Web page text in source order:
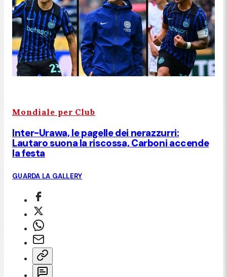
Mondiale per Club
Inter-Urawa, le pagelle dei nerazzurri:
Lautaro suona la riscossa, Carboni accende
la festa
GUARDA LA GALLERY